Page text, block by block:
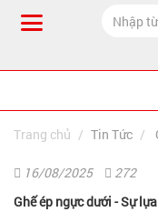
Trang chủ Tin Tức
16/08/2025
272
Ghế ép ngực dưới - Sự